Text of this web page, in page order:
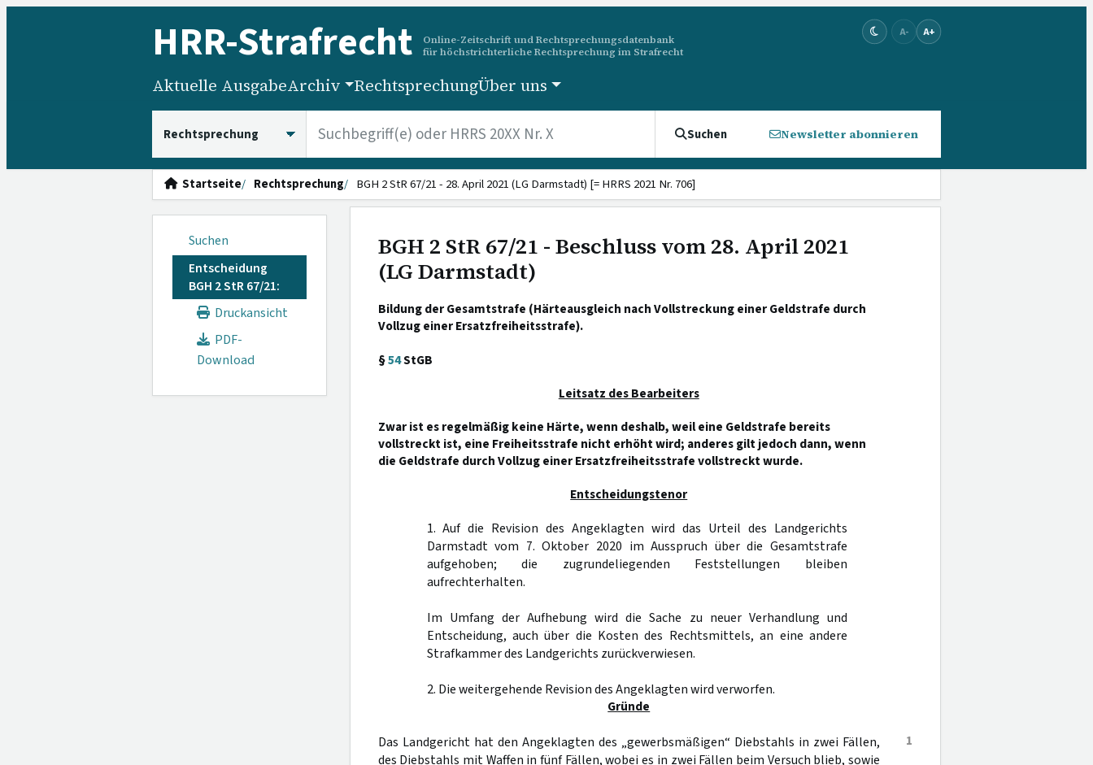
HRR-Strafrecht
Online-Zeitschrift und Rechtsprechungsdatenbank
für höchstrichterliche Rechtsprechung im Strafrecht
A- A+
Aktuelle AusgabeArchiv RechtsprechungÜber uns
Suchen Newsletter abonnieren
Startseite Rechtsprechung BGH 2 StR 67/21 - 28. April 2021 (LG Darmstadt) [= HRRS 2021 Nr. 706]
Suchen
Entscheidung
BGH 2 StR 67/21:
Druckansicht
PDF-
Download
BGH 2 StR 67/21 - Beschluss vom 28. April 2021
(LG Darmstadt)
Bildung der Gesamtstrafe (Härteausgleich nach Vollstreckung einer Geldstrafe durch
Vollzug einer Ersatzfreiheitsstrafe).
§54StGB
Leitsatz des Bearbeiters
Zwar ist es regelmäßig keine Härte, wenn deshalb, weil eine Geldstrafe bereits
vollstreckt ist, eine Freiheitsstrafe nicht erhöht wird; anderes gilt jedoch dann, wenn
die Geldstrafe durch Vollzug einer Ersatzfreiheitsstrafe vollstreckt wurde.
Entscheidungstenor
1. Auf die Revision des Angeklagten wird das Urteil des Landgerichts
Darmstadt vom 7. Oktober 2020 im Ausspruch über die Gesamtstrafe
aufgehoben; die zugrundeliegenden Feststellungen bleiben
aufrechterhalten.
Im Umfang der Aufhebung wird die Sache zu neuer Verhandlung und
Entscheidung, auch über die Kosten des Rechtsmittels, an eine andere
Strafkammer des Landgerichts zurückverwiesen.
2. Die weitergehende Revision des Angeklagten wird verworfen.
Gründe
1
Das Landgericht hat den Angeklagten des „gewerbsmäßigen“ Diebstahls in zwei Fällen,
des Diebstahls mit Waffen in fünf Fällen, wobei es in zwei Fällen beim Versuch blieb, sowie